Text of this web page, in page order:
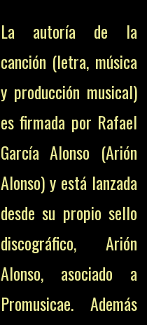
La autoría de la
canción (letra, música
y producción musical)
es firmada por Rafael
García Alonso (Arión
Alonso) y está lanzada
desde su propio sello
discográfico, Arión
Alonso, asociado a
Promusicae. Además